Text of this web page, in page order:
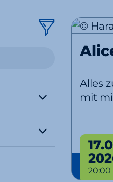
Alles
mit
20:00